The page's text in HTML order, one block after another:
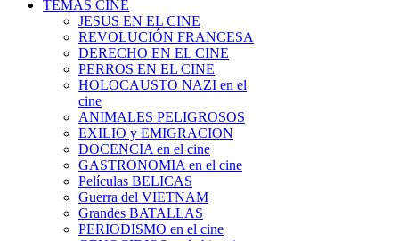
TEMAS CINE
JESUS EN EL CINE
REVOLUCIÓN FRANCESA
DERECHO EN EL CINE
PERROS EN EL CINE
HOLOCAUSTO NAZI en el
cine
ANIMALES PELIGROSOS
EXILIO y EMIGRACION
DOCENCIA en el cine
GASTRONOMIA en el cine
Películas BELICAS
Guerra del VIETNAM
Grandes BATALLAS
PERIODISMO en el cine